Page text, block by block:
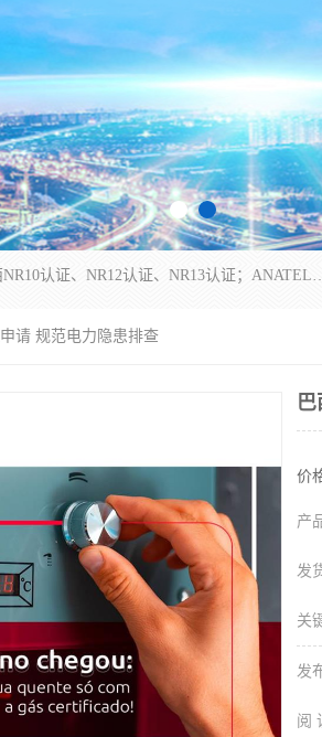
*是一家的测试、评估、检查与认机构，主要从事巴西NR10认证、NR12认证、NR13认证；
请 规范电力隐患排查
价
产
发
关
发
阅